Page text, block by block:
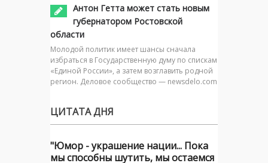
Антон Гетта может стать новым
губернатором Ростовской
области
Молодой политик имеет шансы сначала
избраться в Государственную думу по спискам
«Единой России», а затем возглавить родной
регион. Деловое сообщество — newsdelo.com
ЦИТАТА ДНЯ
"Юмор - украшение нации... Пока
мы способны шутить, мы остаемся